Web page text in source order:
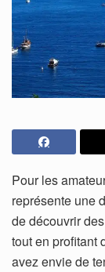
Pour les
représente une
de découvrir
tout en profitant
avez envie de